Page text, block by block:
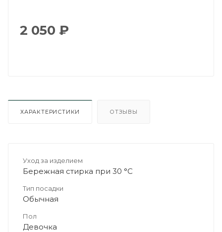
2 050 ₽
ХАРАКТЕРИСТИКИ ОТЗЫВЫ
Уход за изделием
Бережная стирка при 30 °C
Тип посадки
Обычная
Пол
Девочка